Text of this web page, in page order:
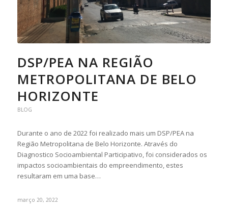
DSP/PEA NA REGIÃO
METROPOLITANA DE BELO
HORIZONTE
BLOG
Durante o ano de 2022 foi realizado mais um DSP/PEA na
Região Metropolitana de Belo Horizonte. Através do
Diagnostico Socioambiental Participativo, foi considerados os
impactos socioambientais do empreendimento, estes
resultaram em uma base…
março 20, 2022